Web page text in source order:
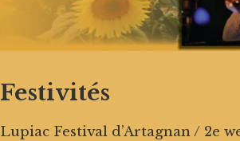
Festivités
Lupiac Festival d’Artagnan / 2e